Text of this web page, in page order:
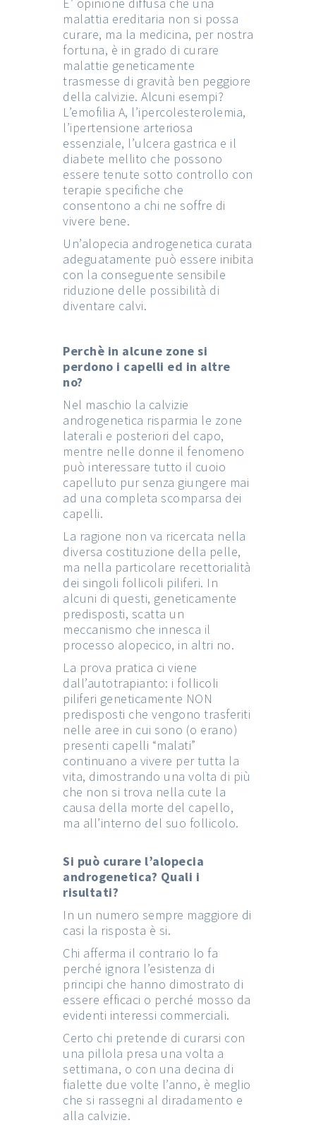
E’ opinione diffusa che una
malattia ereditaria non si possa
curare, ma la medicina, per nostra
fortuna, è in grado di curare
malattie geneticamente
trasmesse di gravità ben peggiore
della calvizie. Alcuni esempi?
L’emofilia A, l’ipercolesterolemia,
l’ipertensione arteriosa
essenziale, l’ulcera gastrica e il
diabete mellito che possono
essere tenute sotto controllo con
terapie specifiche che
consentono a chi ne soffre di
vivere bene.
Un’alopecia androgenetica curata
adeguatamente può essere inibita
con la conseguente sensibile
riduzione delle possibilità di
diventare calvi.
Perchè in alcune zone si
perdono i capelli ed in altre
no?
Nel maschio la calvizie
androgenetica risparmia le zone
laterali e posteriori del capo,
mentre nelle donne il fenomeno
può interessare tutto il cuoio
capelluto pur senza giungere mai
ad una completa scomparsa dei
capelli.
La ragione non va ricercata nella
diversa costituzione della pelle,
ma nella particolare recettorialità
dei singoli follicoli piliferi. In
alcuni di questi, geneticamente
predisposti, scatta un
meccanismo che innesca il
processo alopecico, in altri no.
La prova pratica ci viene
dall’autotrapianto: i follicoli
piliferi geneticamente NON
predisposti che vengono trasferiti
nelle aree in cui sono (o erano)
presenti capelli “malati”
continuano a vivere per tutta la
vita, dimostrando una volta di più
che non si trova nella cute la
causa della morte del capello,
ma all’interno del suo follicolo.
Si può curare l’alopecia
androgenetica? Quali i
risultati?
In un numero sempre maggiore di
casi la risposta è si.
Chi afferma il contrario lo fa
perché ignora l’esistenza di
principi che hanno dimostrato di
essere efficaci o perché mosso da
evidenti interessi commerciali.
Certo chi pretende di curarsi con
una pillola presa una volta a
settimana, o con una decina di
fialette due volte l’anno, è meglio
che si rassegni al diradamento e
alla calvizie.